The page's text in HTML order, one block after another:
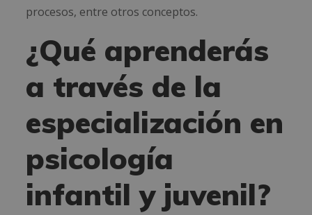
procesos, entre otros conceptos.
¿Qué aprenderás
a través de la
especialización en
psicología
infantil y juvenil?